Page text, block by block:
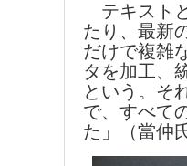
テキスト
たり、最新
だけで複雑
タを加工、
という。そ
で、すべて
た」（當仲